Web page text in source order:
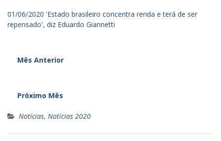
01/06/2020 'Estado brasileiro concentra renda e terá de ser
repensado', diz Eduardo Giannetti
Mês Anterior
Próximo Mês
Notícias, Notícias 2020